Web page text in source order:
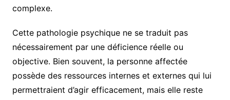
complexe.
Cette pathologie psychique ne se traduit pas
nécessairement par une déficience réelle ou
objective. Bien souvent, la personne affectée
possède des ressources internes et externes qui lui
permettraient d’agir efficacement, mais elle reste